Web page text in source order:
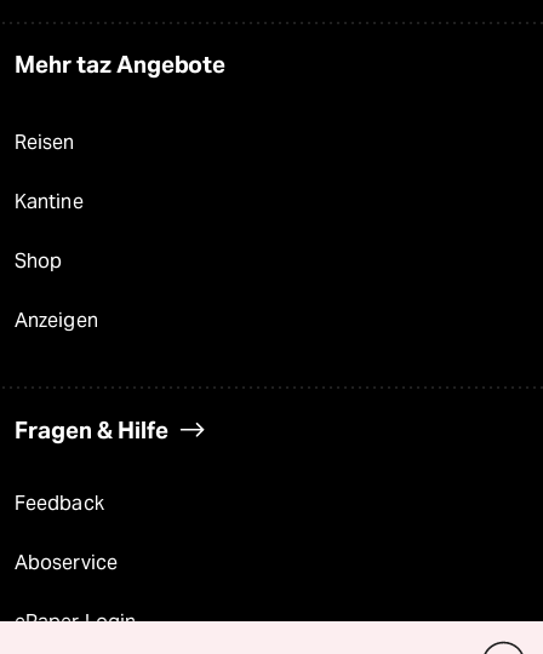
Mehr taz Angebote
Reisen
Kantine
Shop
Anzeigen
Fragen & Hilfe
Feedback
Aboservice
ePaper Login